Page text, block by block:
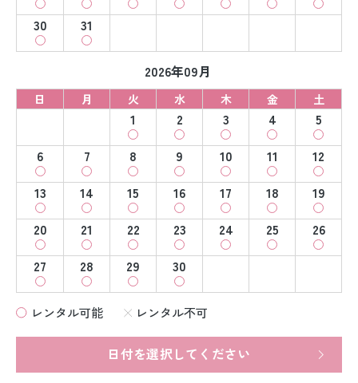
30
31
2026年09月
日 月 火 水 木 金 土
1 2 3 4
5
6
7 8 9 10 11
12
13
14 15 16 17 18
19
20
21 22 23 24 25
26
27
28 29 30
レンタル可能 レンタル不可
日付を選択してください